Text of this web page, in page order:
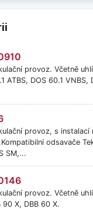
bez napojení
typům
odsavači par,
provoz. Včetně
ATBS, DOS 60.1
provoz, s
odsavače
SM,...
provoz. Včetně
X, DBB 60 X.